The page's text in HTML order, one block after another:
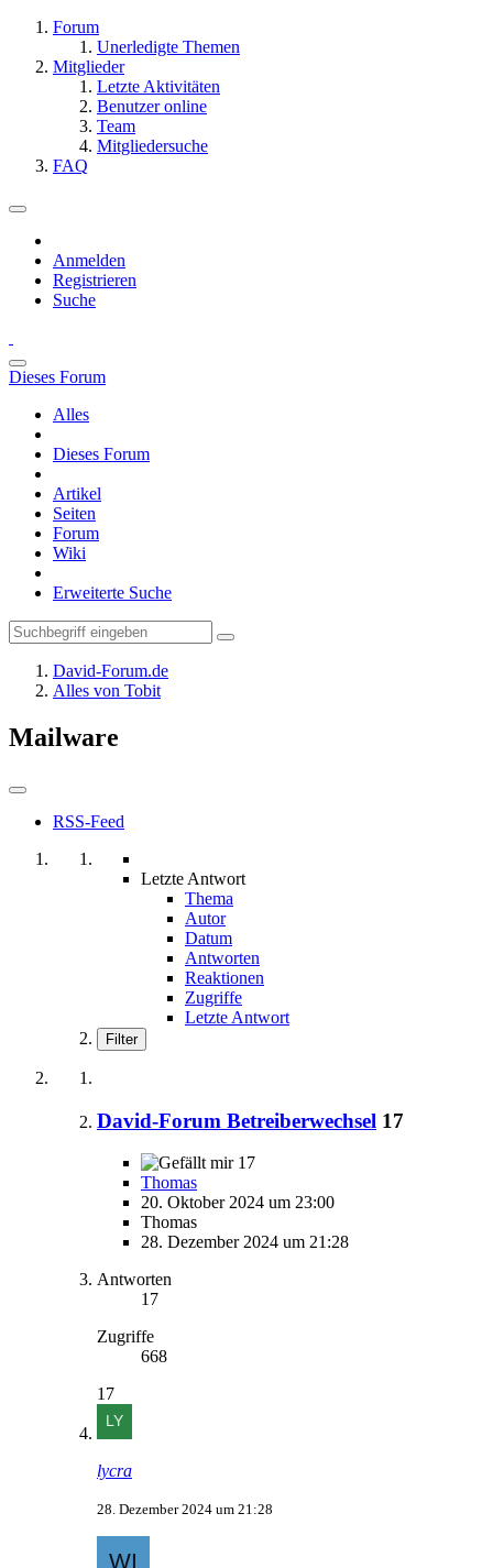
Forum
Unerledigte Themen
Mitglieder
Letzte Aktivitäten
Benutzer online
Team
Mitgliedersuche
FAQ
Anmelden
Registrieren
Suche
Dieses Forum
Alles
Dieses Forum
Artikel
Seiten
Forum
Wiki
Erweiterte Suche
David-Forum.de
Alles von Tobit
Mailware
RSS-Feed
Letzte Antwort
Thema
Autor
Datum
Antworten
Reaktionen
Zugriffe
Letzte Antwort
Filter
David-Forum Betreiberwechsel 17
17
Thomas
20. Oktober 2024 um 23:00
Thomas
28. Dezember 2024 um 21:28
Antworten
17
Zugriffe
668
17
lycra
28. Dezember 2024 um 21:28